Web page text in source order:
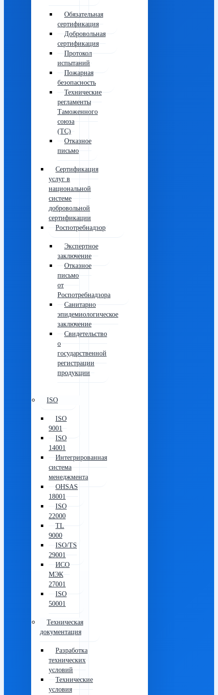
Обязательная
сертификация
Добровольная
сертификация
Протокол
испытаний
Пожарная
безопасность
Технические
регламенты
Таможенного
союза
(ТС)
Отказное
письмо
Сертификация
услуг в
национальной
системе
добровольной
сертификации
Роспотребнадзор
Экспертное
заключение
Отказное
письмо
от
Роспотребнадзора
Санитарно
эпидемиологическое
заключение
Свидетельство
о
государственной
регистрации
продукции
ISO
ISO
9001
ISO
14001
Интегрированная
система
менеджмента
OHSAS
18001
ISO
22000
TL
9000
ISO/TS
29001
ИСО
МЭК
27001
ISO
50001
Техническая
документация
Разработка
технических
условий
Технические
условия